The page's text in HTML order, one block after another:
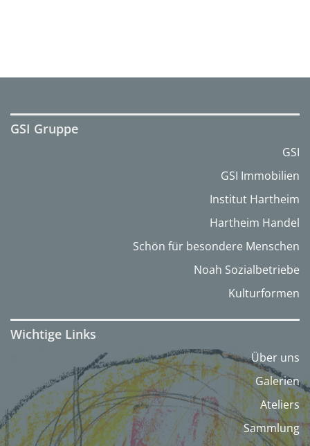
GSI Gruppe
GSI
GSI Immobilien
Institut Hartheim
Hartheim Handel
Schön für besondere Menschen
Noah Sozialbetriebe
Kulturformen
Wichtige Links
Über uns
Galerien
Ateliers
Sammlung